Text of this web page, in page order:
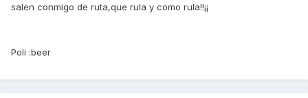
salen conmigo de ruta,que rula y como rula!!¡¡
Poli :beer